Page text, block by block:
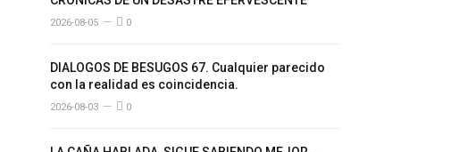
2026-08-05 0
DIALOGOS DE BESUGOS 67. Cualquier parecido
con la realidad es coincidencia.
2026-08-03 0